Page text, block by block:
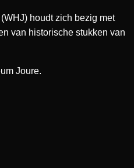
houdt zich bezig met
van historische stukken van
Joure.